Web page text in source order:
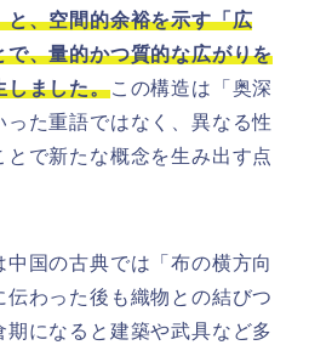
、空間的余裕を示す「広
、量的かつ質的な広がりを
しました。この構造は「奥深
た重語ではなく、異なる性
で新たな概念を生み出す点
国の古典では「布の横方向
わった後も織物との結びつ
になると建築や武具など多